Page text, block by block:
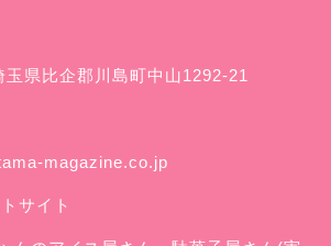
県比企郡川島町中山1292-21
magazine.co.jp
サイト